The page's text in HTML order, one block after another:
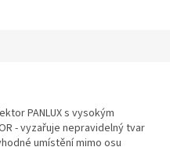
PANLUX s vysokým
- vyzařuje nepravidelný tvar
umístění mimo osu